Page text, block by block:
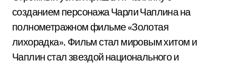
созданием персонажа Чарли Чаплина на
полнометражном фильме «Золотая
лихорадка». Фильм стал мировым хитом и
Чаплин стал звездой национального и